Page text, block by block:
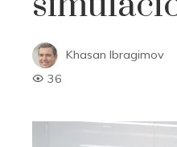
Khasan Ibragimov
36